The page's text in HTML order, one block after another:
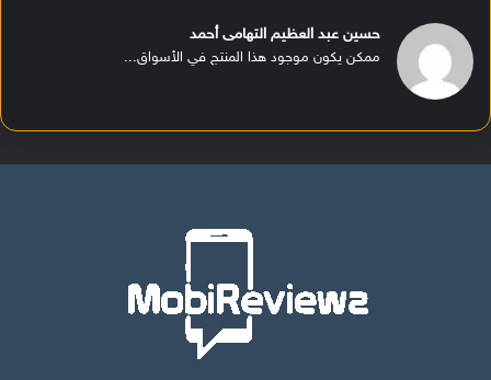
حسين عبد العظيم التهامى أحمد
ممكن يكون موجود هذا المنتج في الأسواق...